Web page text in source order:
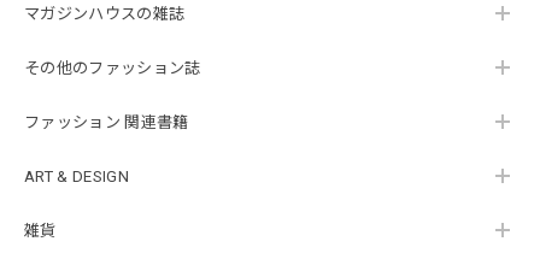
マガジンハウスの雑誌
その他のファッション誌
ファッション 関連書籍
ART & DESIGN
雑貨